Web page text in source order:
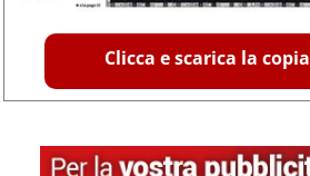
Clicca e scarica la copia